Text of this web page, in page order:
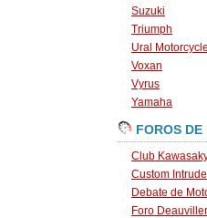
Suzuki
Triumph
Ural
Voxan
Vyrus
Yamaha
FOROS DE
Club
Custom
Debate de
Foro